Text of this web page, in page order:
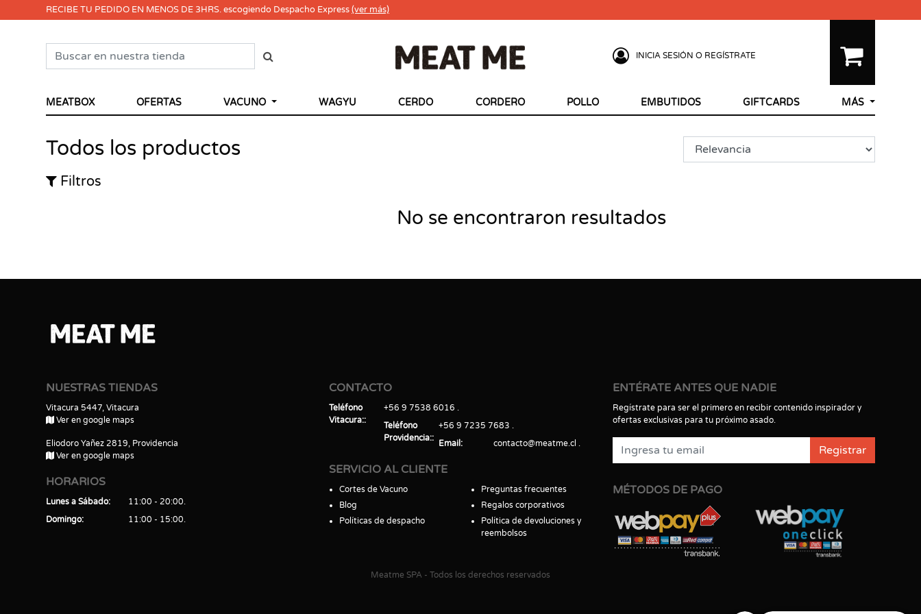
RECIBE TU PEDIDO EN MENOS DE 3HRS. escogiendo Despacho Express(ver más)
INICIA SESIÓN O REGÍSTRATE
MEATBOX OFERTAS VACUNO WAGYU CERDO CORDERO POLLO EMBUTIDOS GIFTCARDS MÁS
Todos los productos
Filtros
No se encontraron resultados
NUESTRAS TIENDAS
Vitacura 5447, Vitacura
Ver en google maps
Eliodoro Yañez 2819, Providencia
Ver en google maps
HORARIOS
Lunes a Sábado
11:00 - 20:00
Domingo
11:00 - 15:00
CONTACTO
Teléfono
Vitacura:
+56 9 7538 6016
Teléfono
Providencia:
+56 9 7235 7683
Email
contacto@meatme.cl
SERVICIO AL CLIENTE
Cortes de Vacuno
Blog
Políticas de despacho
Preguntas frecuentes
Regalos corporativos
Política de devoluciones y
reembolsos
ENTÉRATE ANTES QUE NADIE
Regístrate para ser el primero en recibir contenido inspirador y
ofertas exclusivas para tu próximo asado.
Registrar
MÉTODOS DE PAGO
Meatme SPA - Todos los derechos reservados